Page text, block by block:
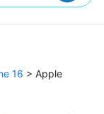
16 > Apple